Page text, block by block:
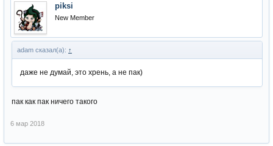
piksi
New Member
adam сказал(а): ↑
даже не думай, это хрень, а не пак)
пак как пак ничего такого
6 мар 2018